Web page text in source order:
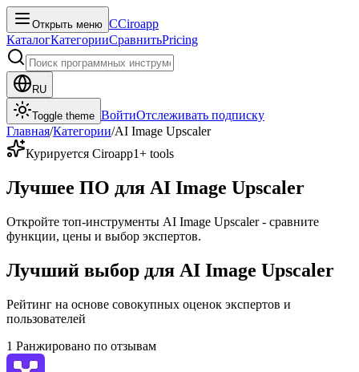
Открыть меню CCiroapp
КаталогКатегорииСравнитьPricing
RU
Toggle theme ВойтиОтслеживать подписку
Главная/Категории/AI Image Upscaler
Курируется Ciroapp1+ tools
Лучшее ПО для AI Image Upscaler
Откройте топ-инструменты AI Image Upscaler - сравните
функции, цены и выбор экспертов.
Лучший выбор для AI Image Upscaler
Рейтинг на основе совокупных оценок экспертов и
пользователей
1 Ранжировано по отзывам